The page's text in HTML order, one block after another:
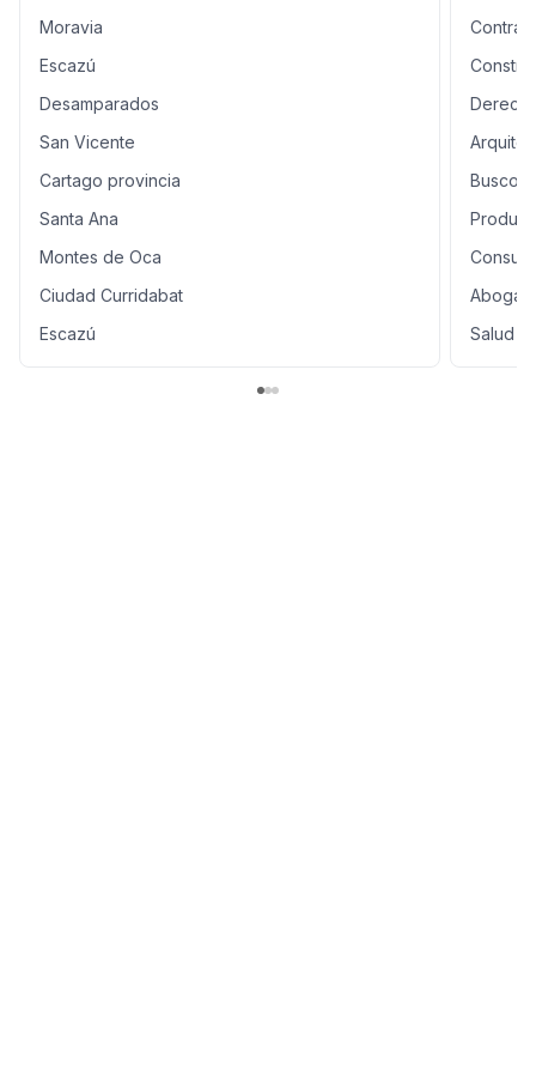
Moravia
Escazú
Desamparados
San Vicente
Cartago provincia
Santa Ana
Montes de Oca
Ciudad Curridabat
Escazú
Busco
Salud